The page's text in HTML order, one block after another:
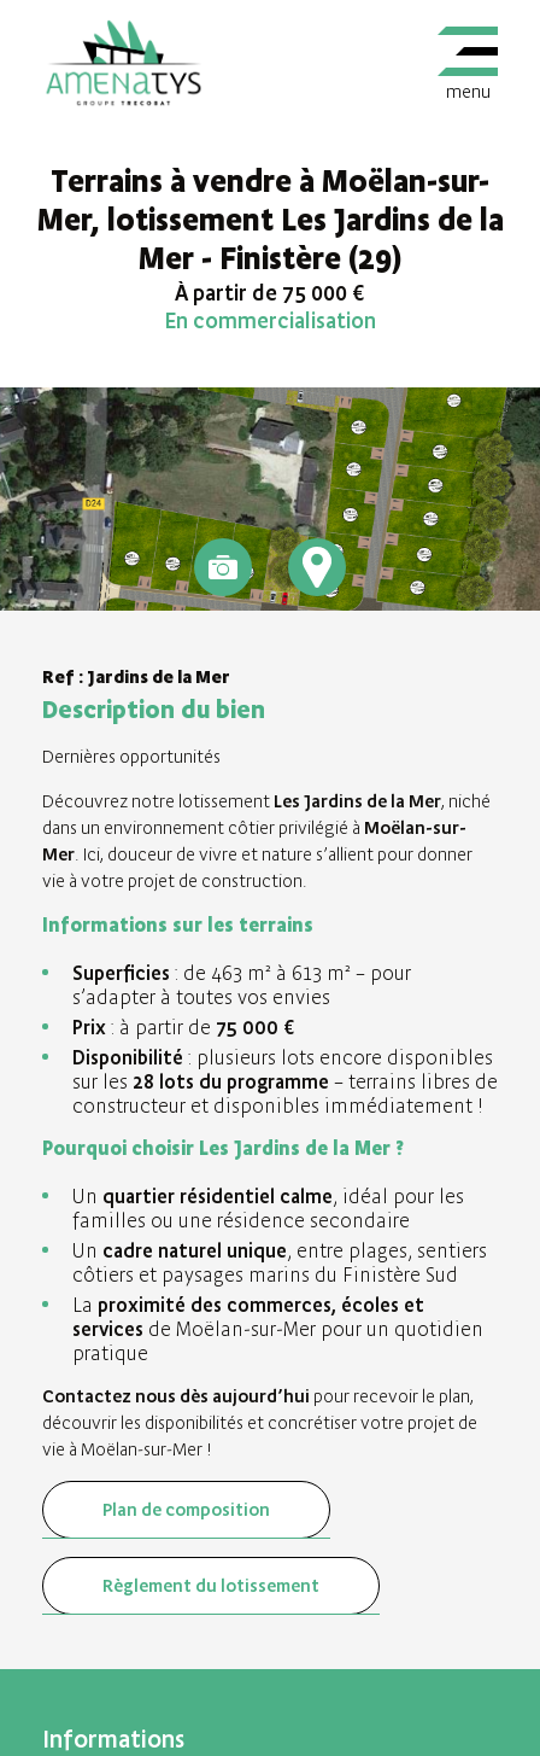
menu
Terrains à vendre à Moëlan-sur-
Mer, lotissement Les Jardins de la
Mer - Finistère (29)
À partir de 75 000 €
En commercialisation
Ref : Jardins de la Mer
Description du bien
Dernières opportunités
Découvrez notre lotissement Les Jardins de la Mer, niché
dans un environnement côtier privilégié à Moëlan-sur-
Mer. Ici, douceur de vivre et nature s’allient pour donner
vie à votre projet de construction.
Informations sur les terrains
Superficies : de 463 m² à 613 m² – pour
s’adapter à toutes vos envies
Prix : à partir de 75 000 €
Disponibilité : plusieurs lots encore disponibles
sur les 28 lots du programme – terrains libres de
constructeur et disponibles immédiatement !
Pourquoi choisir Les Jardins de la Mer ?
Un quartier résidentiel calme, idéal pour les
familles ou une résidence secondaire
Un cadre naturel unique, entre plages, sentiers
côtiers et paysages marins du Finistère Sud
La proximité des commerces, écoles et
services de Moëlan-sur-Mer pour un quotidien
pratique
Contactez nous dès aujourd’hui pour recevoir le plan,
découvrir les disponibilités et concrétiser votre projet de
vie à Moëlan-sur-Mer !
Plan de composition
Règlement du lotissement
Informations